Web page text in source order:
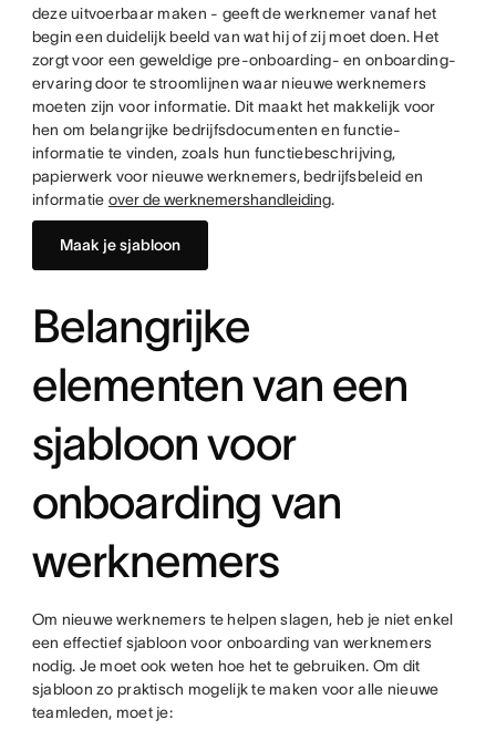
deze uitvoerbaar maken - geeft de werknemer vanaf het
begin een duidelijk beeld van wat hij of zij moet doen. Het
zorgt voor een geweldige pre-onboarding- en onboarding-
ervaring door te stroomlijnen waar nieuwe werknemers
moeten zijn voor informatie. Dit maakt het makkelijk voor
hen om belangrijke bedrijfsdocumenten en functie-
informatie te vinden, zoals hun functiebeschrijving,
papierwerk voor nieuwe werknemers, bedrijfsbeleid en
informatie over de werknemershandleiding.
Maak je sjabloon
Belangrijke
elementen van een
sjabloon voor
onboarding van
werknemers
Om nieuwe werknemers te helpen slagen, heb je niet enkel
een effectief sjabloon voor onboarding van werknemers
nodig. Je moet ook weten hoe het te gebruiken. Om dit
sjabloon zo praktisch mogelijk te maken voor alle nieuwe
teamleden, moet je: